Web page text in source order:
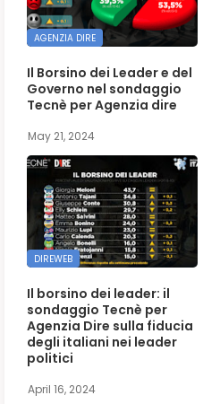
AGENZIA DIRE
Il Borsino dei Leader e del
Governo nel sondaggio
Tecnè per Agenzia dire
May 21, 2024
DIREWEB
Il borsino dei leader: il
sondaggio Tecnè per
Agenzia Dire sulla fiducia
degli italiani nei leader
politici
April 16, 2024